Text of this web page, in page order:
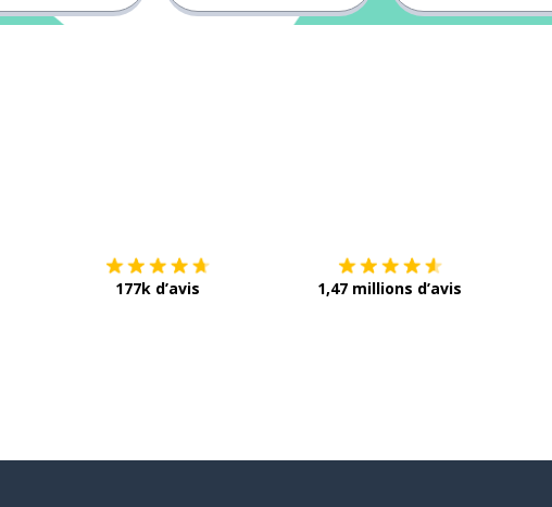
177k d’avis 1,47 millions d’avis